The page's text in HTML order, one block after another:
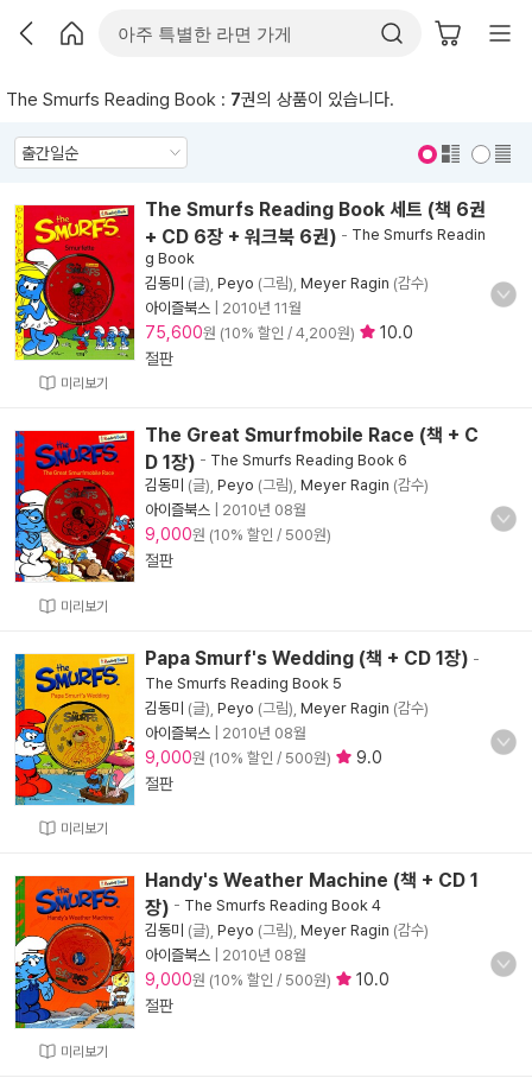
The Smurfs Reading Book : 7권의 상품이 있습니다.
미리보기
The Smurfs Reading Book 세트 (책 6권
+ CD 6장 + 워크북 6권) - The Smurfs Readin
g Book
김동미 (글), Peyo (그림), Meyer Ragin (감수)
아이즐북스
2010년 11월
75,600원 (10% 할인 / 4,200원)
10.0
절판
미리보기
The Great Smurfmobile Race (책 + C
D 1장) - The Smurfs Reading Book 6
김동미 (글), Peyo (그림), Meyer Ragin (감수)
아이즐북스
2010년 08월
9,000원 (10% 할인 / 500원)
절판
미리보기
Papa Smurf's Wedding (책 + CD 1장) -
The Smurfs Reading Book 5
김동미 (글), Peyo (그림), Meyer Ragin (감수)
아이즐북스
2010년 08월
9,000원 (10% 할인 / 500원)
9.0
절판
미리보기
Handy's Weather Machine (책 + CD 1
장) - The Smurfs Reading Book 4
김동미 (글), Peyo (그림), Meyer Ragin (감수)
아이즐북스
2010년 08월
9,000원 (10% 할인 / 500원)
10.0
절판